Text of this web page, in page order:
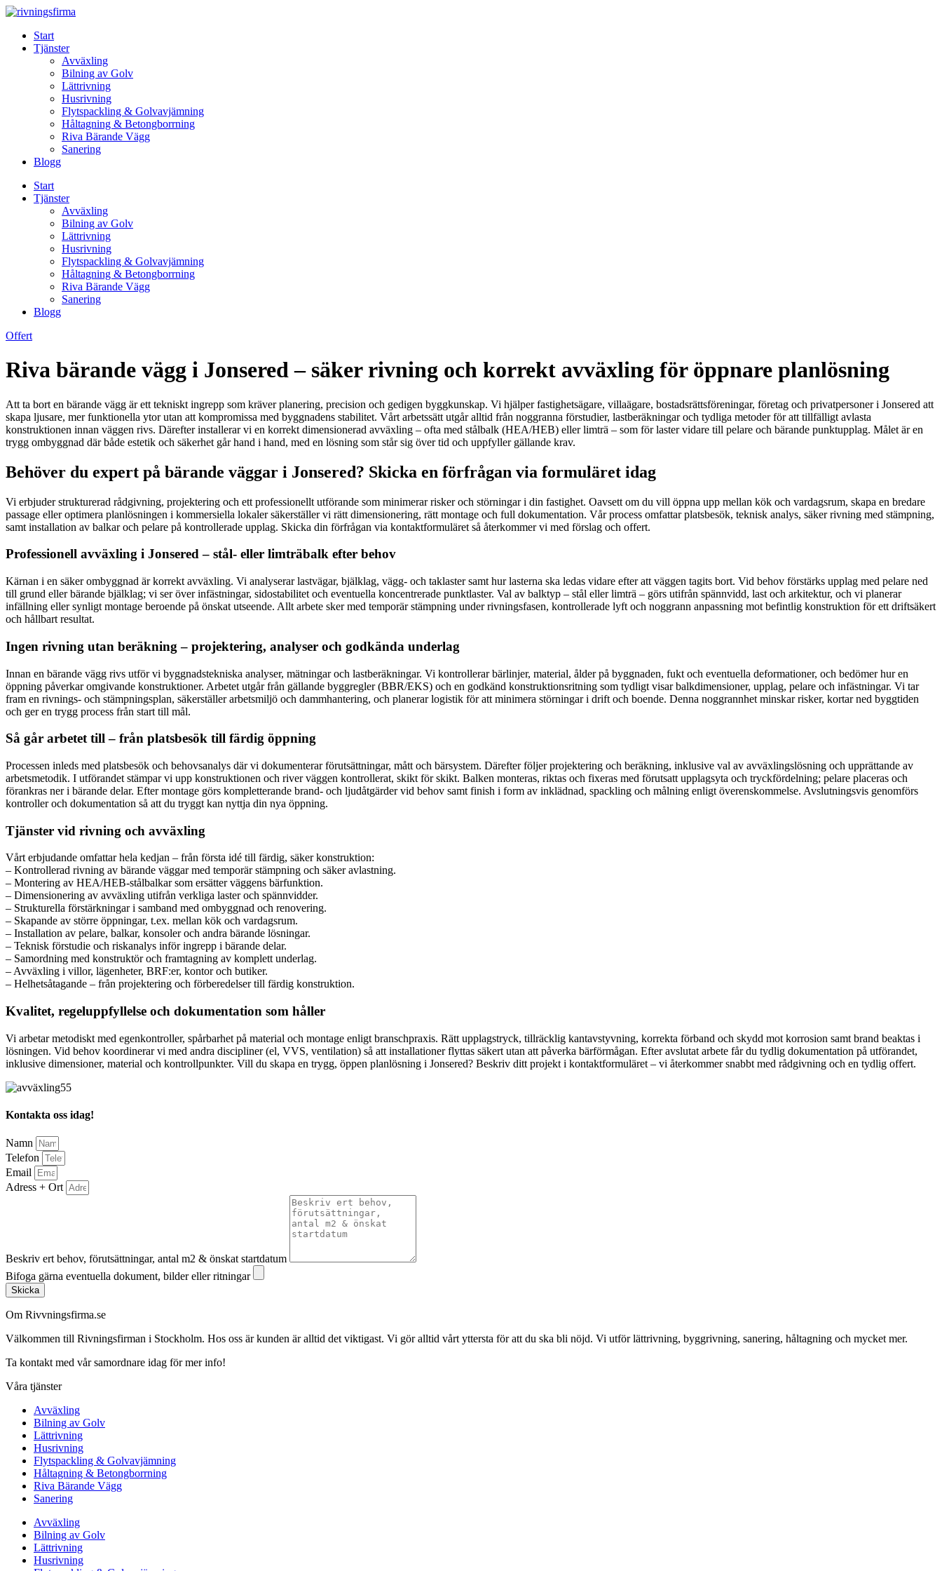
Skip
contentStart
Tjänster
Avväxling
Bilning av Golv
Lättrivning
Husrivning
Flytspackling & Golvavjämning
Håltagning & Betongborrning
Riva Bärande Vägg
Sanering
Blogg
Start
Tjänster
Avväxling
Bilning av Golv
Lättrivning
Husrivning
Flytspackling & Golvavjämning
Håltagning & Betongborrning
Riva Bärande Vägg
Sanering
Blogg
Offert
Riva bärande vägg i Jonsered – säker rivning och korrekt avväxling för öppnare planlösning
Att ta bort en bärande vägg är ett tekniskt ingrepp som kräver planering, precision och gedigen byggkunskap. Vi hjälper fastighetsägare, villaägare, bostadsrättsföreningar, företag och privatpersoner i Jonsered att
skapa ljusare, mer funktionella ytor utan att kompromissa med byggnadens stabilitet. Vårt arbetssätt utgår alltid från noggranna förstudier, lastberäkningar och tydliga metoder för att tillfälligt avlasta
konstruktionen innan väggen rivs. Därefter installerar vi en korrekt dimensionerad avväxling – ofta med stålbalk (HEA/HEB) eller limträ – som för laster vidare till pelare och bärande punktupplag. Målet är en
trygg ombyggnad där både estetik och säkerhet går hand i hand, med en lösning som står sig över tid och uppfyller gällande krav.
Behöver du expert på bärande väggar i Jonsered? Skicka en förfrågan via formuläret idag
Vi erbjuder strukturerad rådgivning, projektering och ett professionellt utförande som minimerar risker och störningar i din fastighet. Oavsett om du vill öppna upp mellan kök och vardagsrum, skapa en bredare
passage eller optimera planlösningen i kommersiella lokaler säkerställer vi rätt dimensionering, rätt montage och full dokumentation. Vår process omfattar platsbesök, teknisk analys, säker rivning med stämpning,
samt installation av balkar och pelare på kontrollerade upplag. Skicka din förfrågan via kontaktformuläret så återkommer vi med förslag och offert.
Professionell avväxling i Jonsered – stål- eller limträbalk efter behov
Kärnan i en säker ombyggnad är korrekt avväxling. Vi analyserar lastvägar, bjälklag, vägg- och taklaster samt hur lasterna ska ledas vidare efter att väggen tagits bort. Vid behov förstärks upplag med pelare ned
till grund eller bärande bjälklag; vi ser över infästningar, sidostabilitet och eventuella koncentrerade punktlaster. Val av balktyp – stål eller limträ – görs utifrån spännvidd, last och arkitektur, och vi planerar
infällning eller synligt montage beroende på önskat utseende. Allt arbete sker med temporär stämpning under rivningsfasen, kontrollerade lyft och noggrann anpassning mot befintlig konstruktion för ett driftsäkert
och hållbart resultat.
Ingen rivning utan beräkning – projektering, analyser och godkända underlag
Innan en bärande vägg rivs utför vi byggnadstekniska analyser, mätningar och lastberäkningar. Vi kontrollerar bärlinjer, material, ålder på byggnaden, fukt och eventuella deformationer, och bedömer hur en
öppning påverkar omgivande konstruktioner. Arbetet utgår från gällande byggregler (BBR/EKS) och en godkänd konstruktionsritning som tydligt visar balkdimensioner, upplag, pelare och infästningar. Vi tar
fram en rivnings- och stämpningsplan, säkerställer arbetsmiljö och dammhantering, och planerar logistik för att minimera störningar i drift och boende. Denna noggrannhet minskar risker, kortar ned byggtiden
och ger en trygg process från start till mål.
Så går arbetet till – från platsbesök till färdig öppning
Processen inleds med platsbesök och behovsanalys där vi dokumenterar förutsättningar, mått och bärsystem. Därefter följer projektering och beräkning, inklusive val av avväxlingslösning och upprättande av
arbetsmetodik. I utförandet stämpar vi upp konstruktionen och river väggen kontrollerat, skikt för skikt. Balken monteras, riktas och fixeras med förutsatt upplagsyta och tryckfördelning; pelare placeras och
förankras ner i bärande delar. Efter montage görs kompletterande brand- och ljudåtgärder vid behov samt finish i form av inklädnad, spackling och målning enligt överenskommelse. Avslutningsvis genomförs
kontroller och dokumentation så att du tryggt kan nyttja din nya öppning.
Tjänster vid rivning och avväxling
Vårt erbjudande omfattar hela kedjan – från första idé till färdig, säker konstruktion:
– Kontrollerad rivning av bärande väggar med temporär stämpning och säker avlastning.
– Montering av HEA/HEB-stålbalkar som ersätter väggens bärfunktion.
– Dimensionering av avväxling utifrån verkliga laster och spännvidder.
– Strukturella förstärkningar i samband med ombyggnad och renovering.
– Skapande av större öppningar, t.ex. mellan kök och vardagsrum.
– Installation av pelare, balkar, konsoler och andra bärande lösningar.
– Teknisk förstudie och riskanalys inför ingrepp i bärande delar.
– Samordning med konstruktör och framtagning av komplett underlag.
– Avväxling i villor, lägenheter, BRF:er, kontor och butiker.
– Helhetsåtagande – från projektering och förberedelser till färdig konstruktion.
Kvalitet, regeluppfyllelse och dokumentation som håller
Vi arbetar metodiskt med egenkontroller, spårbarhet på material och montage enligt branschpraxis. Rätt upplagstryck, tillräcklig kantavstyvning, korrekta förband och skydd mot korrosion samt brand beaktas i
lösningen. Vid behov koordinerar vi med andra discipliner (el, VVS, ventilation) så att installationer flyttas säkert utan att påverka bärförmågan. Efter avslutat arbete får du tydlig dokumentation på utförandet,
inklusive dimensioner, material och kontrollpunkter. Vill du skapa en trygg, öppen planlösning i Jonsered? Beskriv ditt projekt i kontaktformuläret – vi återkommer snabbt med rådgivning och en tydlig offert.
Kontakta oss idag!
Namn
Telefon
Email
Adress + Ort
Beskriv ert behov, förutsättningar, antal m2 & önskat startdatum
Bifoga gärna eventuella dokument, bilder eller ritningar
Skicka
Om Rivvningsfirma.se
Välkommen till Rivningsfirman i Stockholm. Hos oss är kunden är alltid det viktigast. Vi gör alltid vårt yttersta för att du ska bli nöjd. Vi utför lättrivning, byggrivning, sanering, håltagning och mycket mer.
Ta kontakt med vår samordnare idag för mer info!
Våra tjänster
Avväxling
Bilning av Golv
Lättrivning
Husrivning
Flytspackling & Golvavjämning
Håltagning & Betongborrning
Riva Bärande Vägg
Sanering
Avväxling
Bilning av Golv
Lättrivning
Husrivning